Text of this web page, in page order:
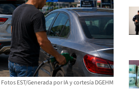
Fotos EST/Generada por IA y cortesía DGEHM